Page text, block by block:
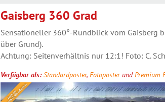
Gaisberg 360 Grad
Sensationeller 360°-Rundblick vom Gaisberg
über Grund).
Achtung: Seitenverhältnis nur 12:1! Foto: C.
Verfügbar als:Standardposter, FotoposterundPremium